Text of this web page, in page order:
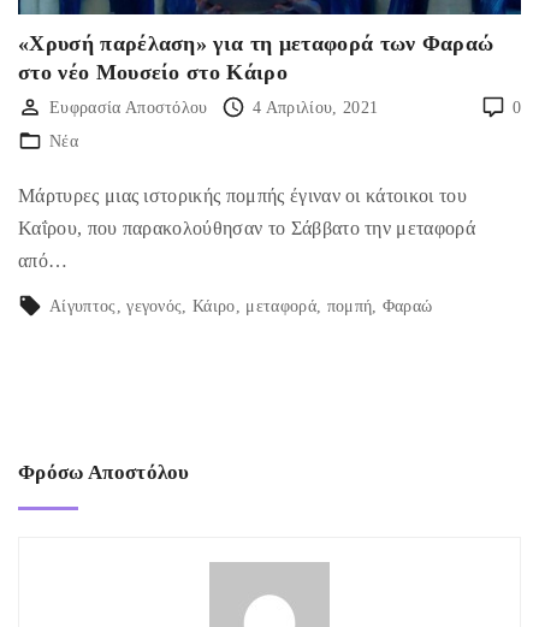
«Χρυσή παρέλαση» για τη μεταφορά των Φαραώ
στο νέο Μουσείο στο Κάιρο
0
Ευφρασία Αποστόλου
4 Απριλίου, 2021
Νέα
Μάρτυρες μιας ιστορικής πομπής έγιναν οι κάτοικοι του
Καΐρου, που παρακολούθησαν το Σάββατο την μεταφορά
από…
Αίγυπτος γεγονός Κάιρο μεταφορά πομπή Φαραώ
Φρόσω Αποστόλου